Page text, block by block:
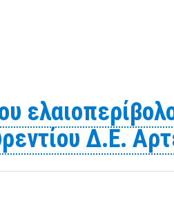
Ενότητα Μακρινίτσας
Δ.Ε.